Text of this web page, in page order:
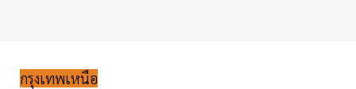
กรุงเทพเหนือ